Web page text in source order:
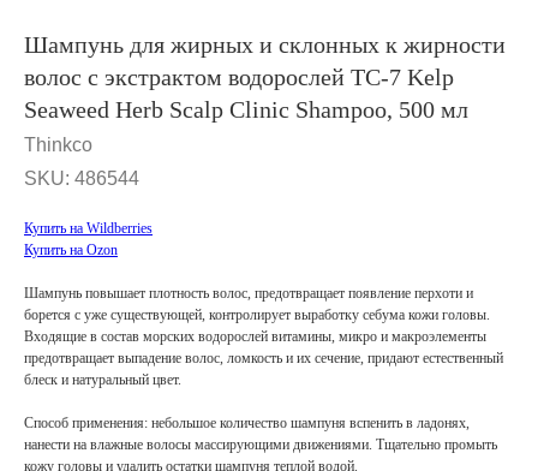
Шампунь для жирных и склонных к жирности
волос с экстрактом водорослей TC-7 Kelp
Seaweed Herb Scalp Clinic Shampoo, 500 мл
Thinkco
SKU: 486544
Купить на Wildberries
Купить на Ozon
Шампунь повышает плотность волос, предотвращает появление перхоти и
борется с уже существующей, контролирует выработку себума кожи головы.
Входящие в состав морских водорослей витамины, микро и макроэлементы
предотвращает выпадение волос, ломкость и их сечение, придают естественный
блеск и натуральный цвет.
Способ применения: небольшое количество шампуня вспенить в ладонях,
нанести на влажные волосы массирующими движениями. Тщательно промыть
кожу головы и удалить остатки шампуня теплой водой.